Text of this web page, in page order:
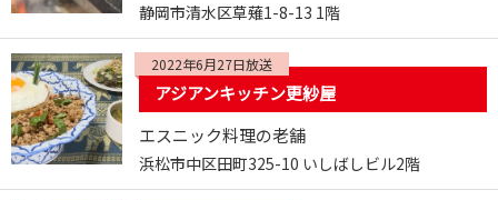
静岡市清水区草薙1-8-13 1階
2022年6月27日放送
アジアンキッチン更紗屋
エスニック料理の老舗
浜松市中区田町325-10 いしばしビル2階